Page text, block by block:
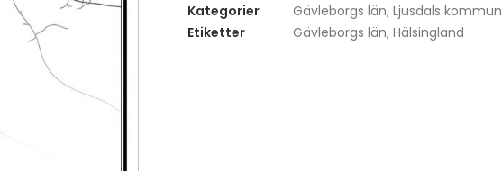
Kategorier Gävleborgs län, Ljusdals kommun
Etiketter
Gävleborgs län, Hälsingland